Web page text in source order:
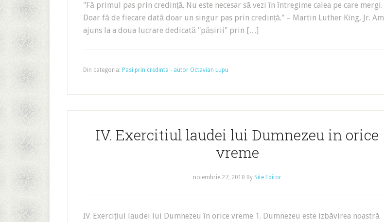
"Fă primul pas prin credință. Nu este necesar să vezi în întregime calea pe care mergi.
Doar fă de fiecare dată doar un singur pas prin credință." – Martin Luther King, Jr. Am
ajuns la a doua lucrare dedicată "pășirii" prin […]
Din categoria: Pasi prin credinta - autor Octavian Lupu
IV. Exercitiul laudei lui Dumnezeu in orice
vreme
noiembrie 27, 2010 By Site Editor
IV. Exercițiul laudei lui Dumnezeu în orice vreme 1. Dumnezeu este izbăvirea noastră